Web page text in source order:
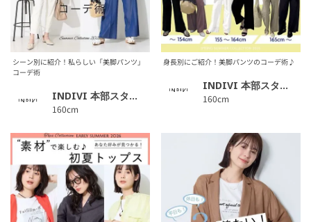
シーン別に紹介！私らしい「美脚パンツ」
コーデ術
INDIVI 本部スタッフ
160cm
身長別にご紹介！美脚パンツのコーデ術♪
INDIVI 本部スタッフ
160cm